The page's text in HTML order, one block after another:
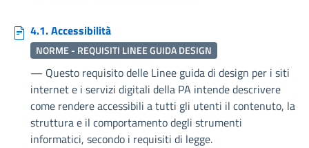
4.1. Accessibilità
NORME - REQUISITI LINEE GUIDA DESIGN
— Questo requisito delle Linee guida di design per i siti
internet e i servizi digitali della PA intende descrivere
come rendere accessibili a tutti gli utenti il contenuto, la
struttura e il comportamento degli strumenti
informatici, secondo i requisiti di legge.